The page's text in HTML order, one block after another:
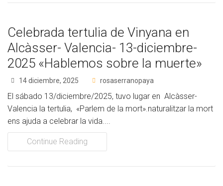
Celebrada tertulia de Vinyana en
Alcàsser- Valencia- 13-diciembre-
2025 «Hablemos sobre la muerte»
14 diciembre, 2025 rosaserranopaya
El sábado 13/diciembre/2025, tuvo lugar en Alcàsser-
Valencia la tertulia, «Parlem de la mort».naturalitzar la mort
ens ajuda a celebrar la vida....
Continue Reading